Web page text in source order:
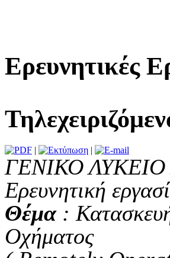
Ερευνητικές
| |
ΓΕΝΙΚΟ
Ερευνητική
Θέμα :
Οχήματος